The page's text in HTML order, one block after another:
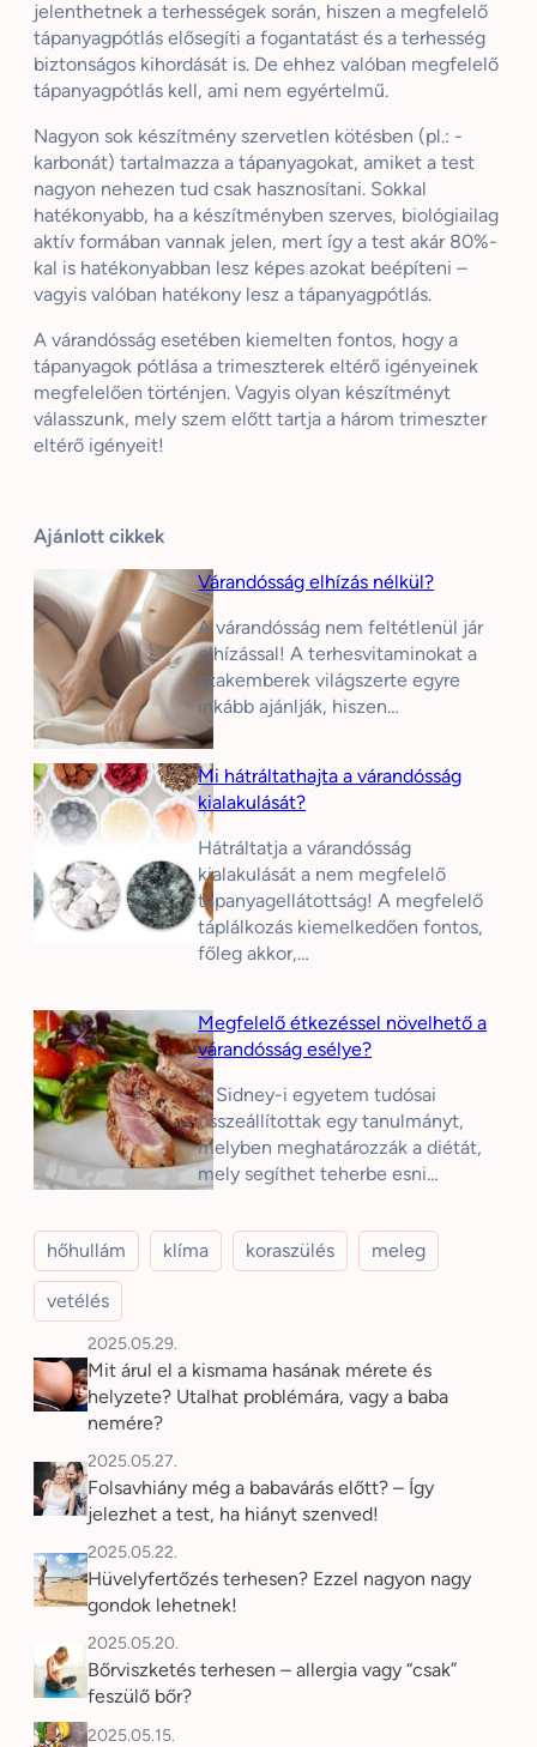
jelenthetnek a terhességek során, hiszen a megfelelő
tápanyagpótlás elősegíti a fogantatást és a terhesség
biztonságos kihordását is. De ehhez valóban megfelelő
tápanyagpótlás kell, ami nem egyértelmű.
Nagyon sok készítmény szervetlen kötésben (pl.: -
karbonát) tartalmazza a tápanyagokat, amiket a test
nagyon nehezen tud csak hasznosítani. Sokkal
hatékonyabb, ha a készítményben szerves, biológiailag
aktív formában vannak jelen, mert így a test akár 80%-
kal is hatékonyabban lesz képes azokat beépíteni –
vagyis valóban hatékony lesz a tápanyagpótlás.
A várandósság esetében kiemelten fontos, hogy a
tápanyagok pótlása a trimeszterek eltérő igényeinek
megfelelően történjen. Vagyis olyan készítményt
válasszunk, mely szem előtt tartja a három trimeszter
eltérő igényeit!
Ajánlott cikkek
Várandósság elhízás nélkül?
A várandósság nem feltétlenül jár
elhízással! A terhesvitaminokat a
szakemberek világszerte egyre
inkább ajánlják, hiszen…
Mi hátráltathajta a várandósság
kialakulását?
Hátráltatja a várandósság
kialakulását a nem megfelelő
tápanyagellátottság! A megfelelő
táplálkozás kiemelkedően fontos,
főleg akkor,…
Megfelelő étkezéssel növelhető a
várandósság esélye?
A Sidney-i egyetem tudósai
összeállítottak egy tanulmányt,
melyben meghatározzák a diétát,
mely segíthet teherbe esni…
hőhullám klíma koraszülés meleg
vetélés
2025.05.29.
Mit árul el a kismama hasának mérete és
helyzete? Utalhat problémára, vagy a baba
nemére?
2025.05.27.
Folsavhiány még a babavárás előtt? – Így
jelezhet a test, ha hiányt szenved!
2025.05.22.
Hüvelyfertőzés terhesen? Ezzel nagyon nagy
gondok lehetnek!
2025.05.20.
Bőrviszketés terhesen – allergia vagy “csak”
feszülő bőr?
2025.05.15.